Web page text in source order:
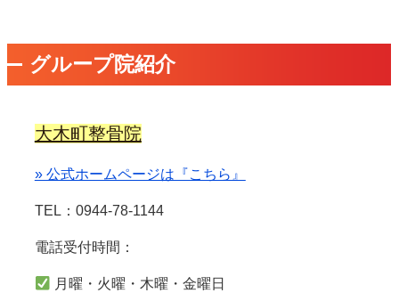
グループ院紹介
大木町整骨院
» 公式ホームページは『こちら』
TEL：0944-78-1144
電話受付時間：
月曜・火曜・木曜・金曜日